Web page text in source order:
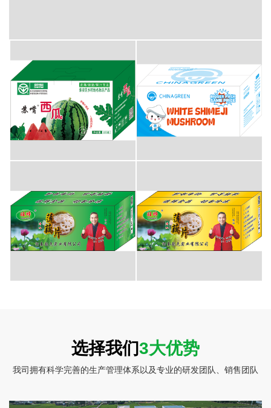
选择我们3大优势
我司拥有科学完善的生产管理体系以及专业的研发团队、销售团队